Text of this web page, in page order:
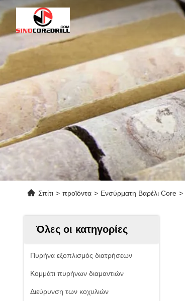
Σπίτι > προϊόντα > Ενσύρματη Βαρέλι Core >
Όλες οι κατηγορίες
Πυρήνα εξοπλισμός διατρήσεων
Κομμάτι πυρήνων διαμαντιών
Διεύρυνση των κοχυλιών